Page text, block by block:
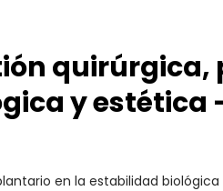
quirúrgica,
y estética
en la estabilidad